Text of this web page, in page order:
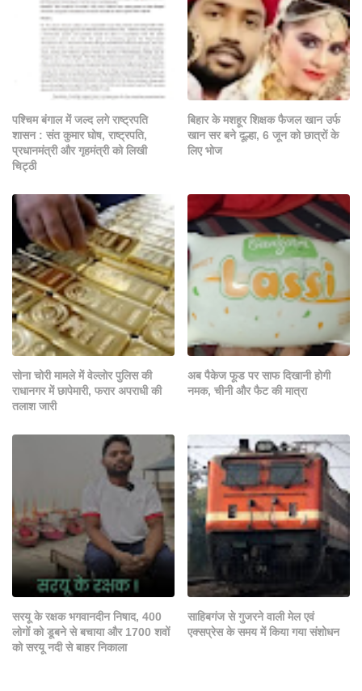
पश्चिम बंगाल में जल्द लगे राष्ट्रपति
शासन : संत कुमार घोष, राष्ट्रपति,
प्रधानमंत्री और गृहमंत्री को लिखी
चिट्ठी
बिहार के मशहूर शिक्षक फैजल खान उर्फ
खान सर बने दूल्हा, 6 जून को छात्रों के
लिए भोज
सोना चोरी मामले में वेल्लोर पुलिस की
राधानगर में छापेमारी, फरार अपराधी की
तलाश जारी
अब पैकेज फूड पर साफ दिखानी होगी
नमक, चीनी और फैट की मात्रा
सरयू के रक्षक भगवानदीन निषाद, 400
लोगों को डूबने से बचाया और 1700 शवों
को सरयू नदी से बाहर निकाला
साहिबगंज से गुजरने वाली मेल एवं
एक्सप्रेस के समय में किया गया संशोधन